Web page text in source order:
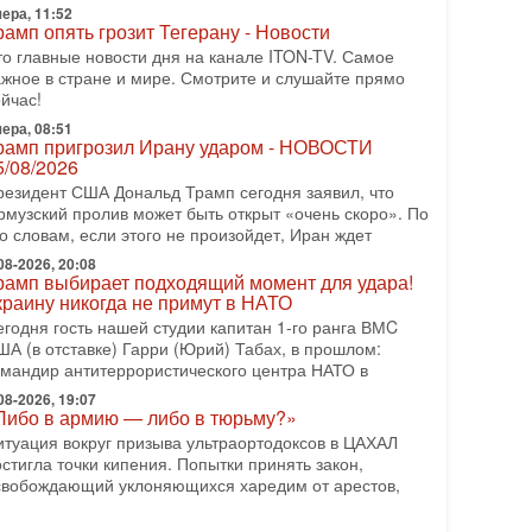
управления полиции Израиля, автор
07-2026, 09:02
за разоружение ХАМАСа - НОВОСТИ
07/2026
исторического соглашения о полном
ХАМАСа и других вооруженных
в
07-2026, 17:59
доведет Трампа до крайних мер? Разбор и
от военного обозревателя Давида Шарпа
вокруг противостояния Ирана и США
с каждым днем. Почему Трамп в самый
момент отменил решение о нанесении
ударов
07-2026, 16:54
авиакомпании «Аркия» намерен
полеты по субботам!
возможной продажи авиакомпании «Аркия»
громкий конфликт.
07-2026, 08:16
11:52
опять грозит Тегерану - Новости
главные новости дня на канале ITON-TV. Самое
в стране и мире. Смотрите и слушайте прямо
08:51
пригрозил Ирану ударом - НОВОСТИ
08/2026
США Дональд Трамп сегодня заявил, что
пролив может быть открыт «очень скоро». По
словам, если этого не произойдет, Иран ждет
2026, 20:08
выбирает подходящий момент для удара!
никогда не примут в НАТО
гость нашей студии капитан 1-го ранга ВМC
(в отставке) Гарри (Юрий) Табах, в прошлом:
антитеррористического центра НАТО в
2026, 19:07
в армию — либо в тюрьму?»
вокруг призыва ультраортодоксов в ЦАХАЛ
точки кипения. Попытки принять закон,
уклоняющихся харедим от арестов,